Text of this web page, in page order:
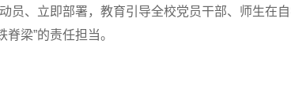
员、立即部署，教育引导全校党员干部、师生在
梁”的责任担当。